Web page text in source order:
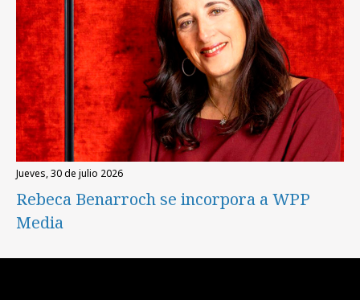
jueves, 30 de julio 2026
Rebeca Benarroch se incorpora a WPP
Media